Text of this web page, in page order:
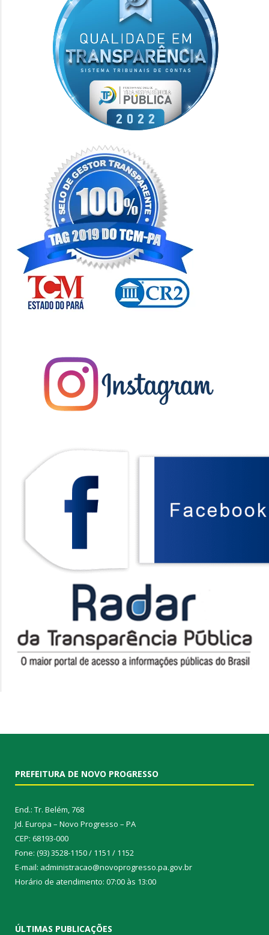
PREFEITURA DE NOVO PROGRESSO
End.: Tr. Belém, 768
Jd. Europa – Novo Progresso – PA
CEP: 68193-000
Fone: (93) 3528-1150 / 1151 / 1152
E-mail: administracao@novoprogresso.pa.gov.br
Horário de atendimento: 07:00 às 13:00
ÚLTIMAS PUBLICAÇÕES